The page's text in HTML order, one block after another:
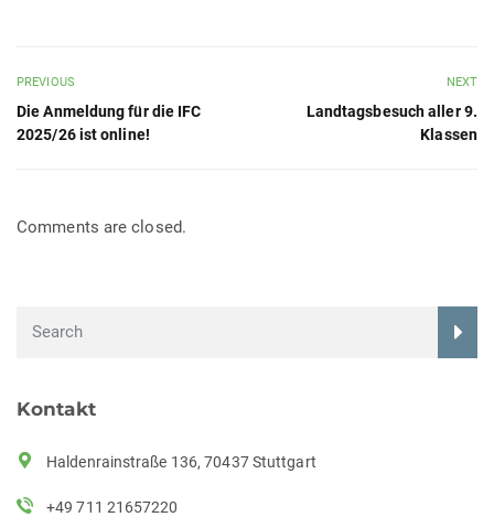
PREVIOUS
Die Anmeldung für die IFC
2025/26 ist online!
NEXT
Landtagsbesuch aller 9.
Klassen
Comments are closed.
Kontakt
Haldenrainstraße 136, 70437 Stuttgart
+49 711 21657220